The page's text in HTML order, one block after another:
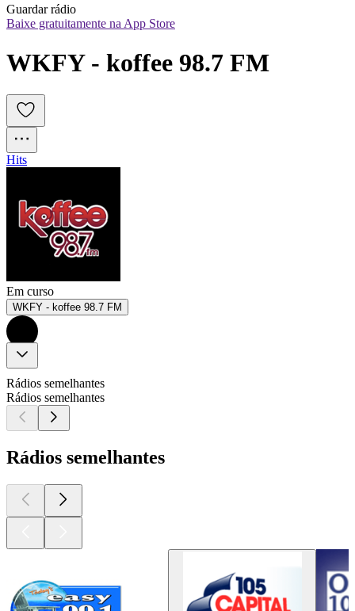
Guardar rádio
Baixe gratuitamente na App Store
WKFY - koffee 98.7 FM
Hits
Em curso
WKFY - koffee 98.7 FM
Rádios semelhantes
Rádios semelhantes
Rádios semelhantes